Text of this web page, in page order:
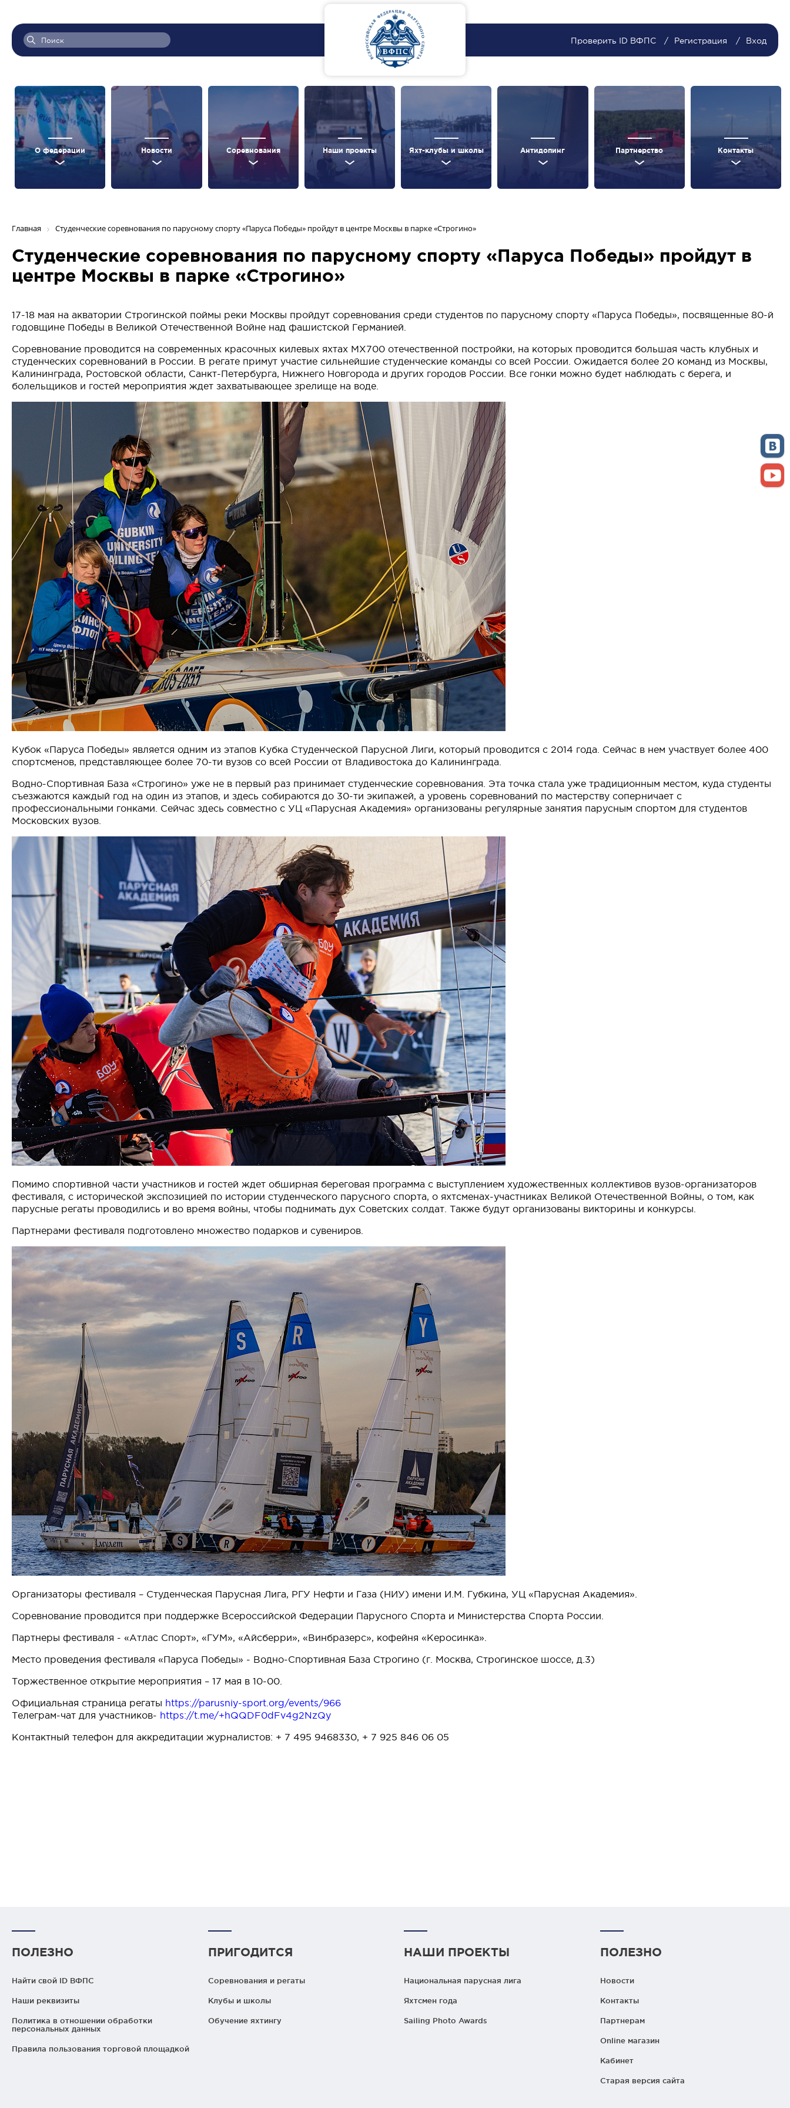
Проверить ID ВФПС Регистрация Вход
О федерации Новости Соревнования Наши проекты Яхт-клубы и школы Антидопинг Партнерство Контакты
Главная Студенческие соревнования по парусному спорту «Паруса Победы» пройдут в центре Москвы в парке «Строгино»
Студенческие соревнования по парусному спорту «Паруса Победы» пройдут в
центре Москвы в парке «Строгино»
17-18 мая на акватории Строгинской поймы реки Москвы пройдут соревнования среди студентов по парусному спорту «Паруса Победы», посвященные 80-й
годовщине Победы в Великой Отечественной Войне над фашистской Германией.
Соревнование проводится на современных красочных килевых яхтах МХ700 отечественной постройки, на которых проводится большая часть клубных и
студенческих соревнований в России. В регате примут участие сильнейшие студенческие команды со всей России. Ожидается более 20 команд из Москвы,
Калининграда, Ростовской области, Санкт-Петербурга, Нижнего Новгорода и других городов России. Все гонки можно будет наблюдать с берега, и
болельщиков и гостей мероприятия ждет захватывающее зрелище на воде.
Кубок «Паруса Победы» является одним из этапов Кубка Студенческой Парусной Лиги, который проводится с 2014 года. Сейчас в нем участвует более 400
спортсменов, представляющее более 70-ти вузов со всей России от Владивостока до Калининграда.
Водно-Спортивная База «Строгино» уже не в первый раз принимает студенческие соревнования. Эта точка стала уже традиционным местом, куда студенты
съезжаются каждый год на один из этапов, и здесь собираются до 30-ти экипажей, а уровень соревнований по мастерству соперничает с
профессиональными гонками. Сейчас здесь совместно с УЦ «Парусная Академия» организованы регулярные занятия парусным спортом для студентов
Московских вузов.
Помимо спортивной части участников и гостей ждет обширная береговая программа с выступлением художественных коллективов вузов-организаторов
фестиваля, с исторической экспозицией по истории студенческого парусного спорта, о яхтсменах-участниках Великой Отечественной Войны, о том, как
парусные регаты проводились и во время войны, чтобы поднимать дух Советских солдат. Также будут организованы викторины и конкурсы.
Партнерами фестиваля подготовлено множество подарков и сувениров.
Организаторы фестиваля – Студенческая Парусная Лига, РГУ Нефти и Газа (НИУ) имени И.М. Губкина, УЦ «Парусная Академия».
Соревнование проводится при поддержке Всероссийской Федерации Парусного Спорта и Министерства Спорта России.
Партнеры фестиваля - «Атлас Спорт», «ГУМ», «Айсберри», «Винбразерс», кофейня «Керосинка».
Место проведения фестиваля «Паруса Победы» - Водно-Спортивная База Строгино (г. Москва, Строгинское шоссе, д.3)
Торжественное открытие мероприятия – 17 мая в 10-00.
Официальная страница регаты https://parusniy-sport.org/events/966
Телеграм-чат для участников- https://t.me/+hQQDF0dFv4g2NzQy
Контактный телефон для аккредитации журналистов: + 7 495 9468330, + 7 925 846 06 05
ПОЛЕЗНО
Найти свой ID ВФПС
Наши реквизиты
Политика в отношении обработки
персональных данных
Правила пользования торговой площадкой
ПРИГОДИТСЯ
Соревнования и регаты
Клубы и школы
Обучение яхтингу
НАШИ ПРОЕКТЫ
Национальная парусная лига
Яхтсмен года
Sailing Photo Awards
ПОЛЕЗНО
Новости
Контакты
Партнерам
Online магазин
Кабинет
Старая версия сайта